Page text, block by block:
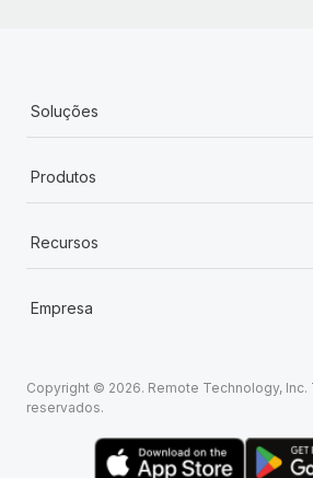
Soluções
Produtos
Recursos
Empresa
Copyright © 2026. Remote Technology,
reservados.